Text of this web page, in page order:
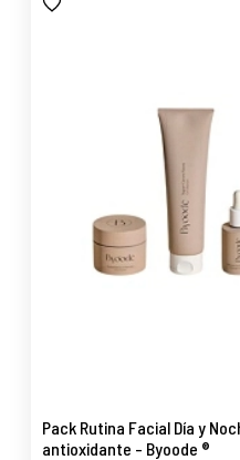
Pack Rutina Facial Día y
antioxidante - Byoode ®